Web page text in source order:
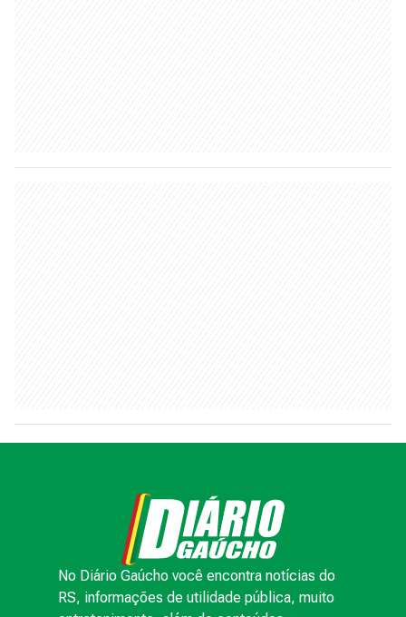
No Diário Gaúcho você encontra notícias do
RS, informações de utilidade pública, muito